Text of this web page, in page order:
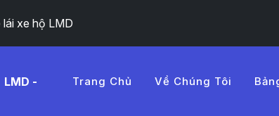
xe hộ LMD
LMD - Trang Chủ Về Chúng Tôi